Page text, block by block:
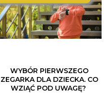
WYBÓR PIERWSZEGO
ZEGARKA DLA DZIECKA. CO
WZIĄĆ POD UWAGĘ?